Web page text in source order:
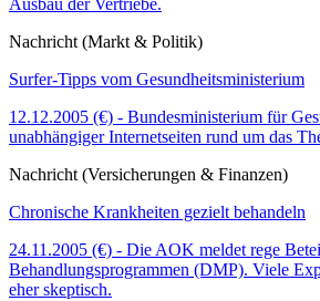
Ausbau der Vertriebe.
Nachricht (Markt & Politik)
Surfer-Tipps vom Gesundheitsministerium
12.12.2005 (€) - Bundesministerium für
unabhängiger Internetseiten rund um das
Nachricht (Versicherungen & Finanzen)
Chronische Krankheiten gezielt behandeln
24.11.2005 (€) - Die AOK meldet rege
Behandlungsprogrammen (DMP). Viele
eher skeptisch.